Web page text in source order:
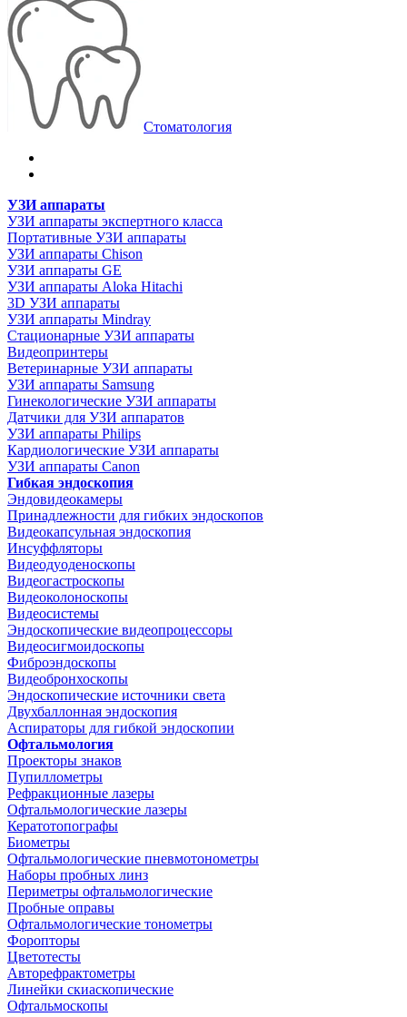
Стоматология
УЗИ аппараты
УЗИ аппараты экспертного класса
Портативные УЗИ аппараты
УЗИ аппараты Chison
УЗИ аппараты GE
УЗИ аппараты Aloka Hitachi
3D УЗИ аппараты
УЗИ аппараты Mindray
Стационарные УЗИ аппараты
Видеопринтеры
Ветеринарные УЗИ аппараты
УЗИ аппараты Samsung
Гинекологические УЗИ аппараты
Датчики для УЗИ аппаратов
УЗИ аппараты Philips
Кардиологические УЗИ аппараты
УЗИ аппараты Canon
Гибкая эндоскопия
Эндовидеокамеры
Принадлежности для гибких эндоскопов
Видеокапсульная эндоскопия
Инсуффляторы
Видеодуоденоскопы
Видеогастроскопы
Видеоколоноскопы
Видеосистемы
Эндоскопические видеопроцессоры
Видеосигмоидоскопы
Фиброэндоскопы
Видеобронхоскопы
Эндоскопические источники света
Двухбаллонная эндоскопия
Аспираторы для гибкой эндоскопии
Офтальмология
Проекторы знаков
Пупиллометры
Рефракционные лазеры
Офтальмологические лазеры
Кератотопографы
Биометры
Офтальмологические пневмотонометры
Наборы пробных линз
Периметры офтальмологические
Пробные оправы
Офтальмологические тонометры
Форопторы
Цветотесты
Авторефрактометры
Линейки скиаскопические
Офтальмоскопы